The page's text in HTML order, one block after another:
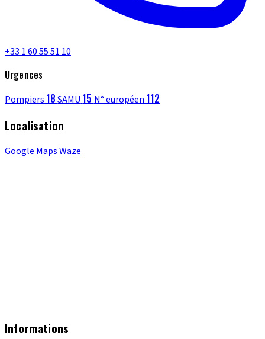
+33 1 60 55 51 10
Urgences
Pompiers 18SAMU 15 N° européen 112
Localisation
Google MapsWaze
Informations